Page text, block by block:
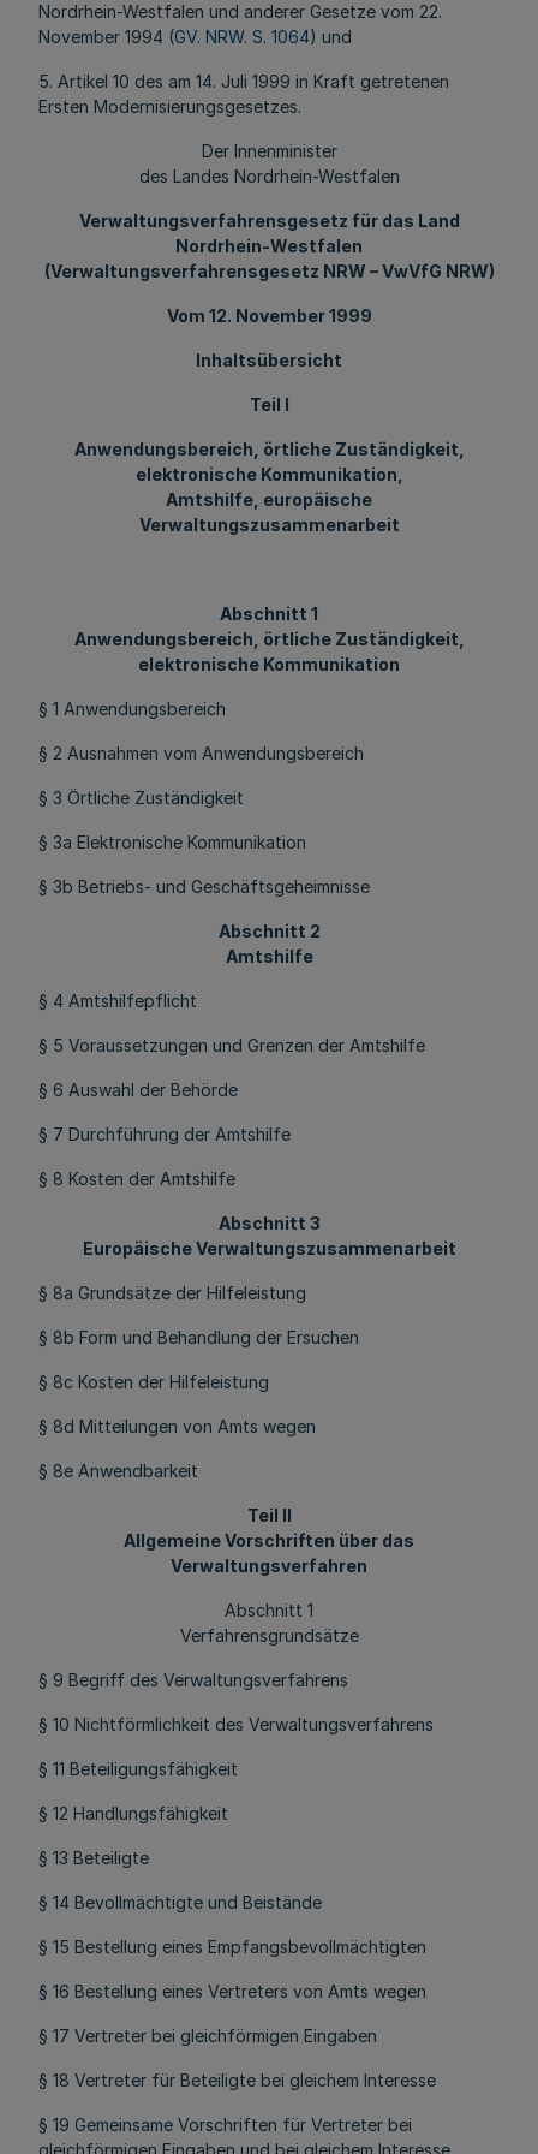
Nordrhein-Westfalen und anderer Gesetze vom 22.
November 1994 (GV. NRW. S. 1064) und
5. Artikel 10 des am 14. Juli 1999 in Kraft getretenen
Ersten Modernisierungsgesetzes.
Der Innenminister
des Landes Nordrhein-Westfalen
Verwaltungsverfahrensgesetz für das Land
Nordrhein-Westfalen
(Verwaltungsverfahrensgesetz NRW – VwVfG NRW)
Vom 12. November 1999
Inhaltsübersicht
Teil I
Anwendungsbereich, örtliche Zuständigkeit,
elektronische Kommunikation,
Amtshilfe, europäische
Verwaltungszusammenarbeit
Abschnitt 1
Anwendungsbereich, örtliche Zuständigkeit,
elektronische Kommunikation
§ 1 Anwendungsbereich
§ 2 Ausnahmen vom Anwendungsbereich
§ 3 Örtliche Zuständigkeit
§ 3a Elektronische Kommunikation
§ 3b Betriebs- und Geschäftsgeheimnisse
Abschnitt 2
Amtshilfe
§ 4 Amtshilfepflicht
§ 5 Voraussetzungen und Grenzen der Amtshilfe
§ 6 Auswahl der Behörde
§ 7 Durchführung der Amtshilfe
§ 8 Kosten der Amtshilfe
Abschnitt 3
Europäische Verwaltungszusammenarbeit
§ 8a Grundsätze der Hilfeleistung
§ 8b Form und Behandlung der Ersuchen
§ 8c Kosten der Hilfeleistung
§ 8d Mitteilungen von Amts wegen
§ 8e Anwendbarkeit
Teil II
Allgemeine Vorschriften über das
Verwaltungsverfahren
Abschnitt 1
Verfahrensgrundsätze
§ 9 Begriff des Verwaltungsverfahrens
§ 10 Nichtförmlichkeit des Verwaltungsverfahrens
§ 11 Beteiligungsfähigkeit
§ 12 Handlungsfähigkeit
§ 13 Beteiligte
§ 14 Bevollmächtigte und Beistände
§ 15 Bestellung eines Empfangsbevollmächtigten
§ 16 Bestellung eines Vertreters von Amts wegen
§ 17 Vertreter bei gleichförmigen Eingaben
§ 18 Vertreter für Beteiligte bei gleichem Interesse
§ 19 Gemeinsame Vorschriften für Vertreter bei
gleichförmigen Eingaben und bei gleichem Interesse